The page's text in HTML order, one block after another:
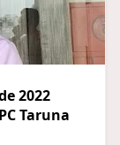
2022
Taruna